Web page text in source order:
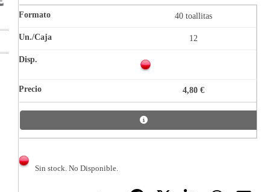
40 toallitas
12
4,80 €
Sin stock. No Disponible.